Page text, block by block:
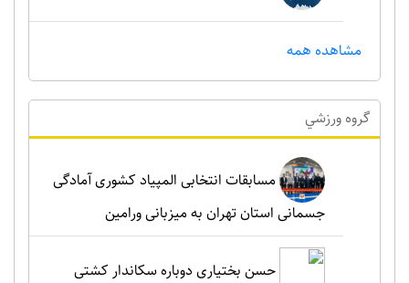
مشاهده همه
گروه ورزشي
مسابقات انتخابی المپیاد کشوری آمادگی
جسمانی استان تهران به میزبانی ورامین
حسن بختیاری دوباره سکاندار کشتی